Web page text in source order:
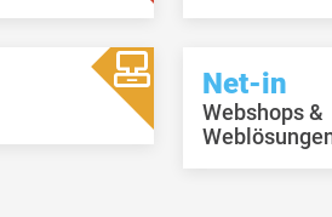
Net-in
Webshops &